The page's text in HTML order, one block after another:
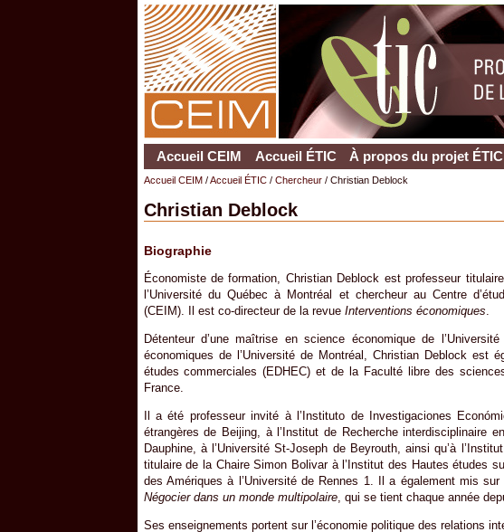
Accueil CEIM Accueil ÉTIC À propos du projet ÉTIC
Accueil CEIM/Accueil ÉTIC/ Chercheur/ Christian Deblock
Christian Deblock
Biographie
Économiste de formation, Christian Deblock est professeur
l’Université du Québec à Montréal et chercheur au Centre
(CEIM). Il est co-directeur de la revue Interventions économiques
Détenteur d’une maîtrise en science économique de
économiques de l’Université de Montréal, Christian Deblock est
études commerciales (EDHEC) et de la Faculté libre des
France.
Il a été professeur invité à l’Instituto de Investigaciones
étrangères de Beijing, à l’Institut de Recherche interdisciplinaire
Dauphine, à l’Université St-Joseph de Beyrouth, ainsi qu’à
titulaire de la Chaire Simon Bolivar à l’Institut des Hautes études
des Amériques à l’Université de Rennes 1. Il a également mis sur
Négocier dans un monde multipolaire, qui se tient chaque année
Ses enseignements portent sur l’économie politique des relations